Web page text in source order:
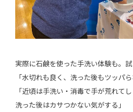
実際に石鹸を使った手洗い体験も。試
「水切れも良く、洗った後もツッパら
「近頃は手洗い・消毒で手が荒れて
洗った後はカサつかない気がする」